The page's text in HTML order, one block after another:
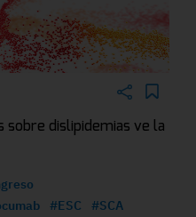
sobre dislipidemias ve la
#ESC
#SCA